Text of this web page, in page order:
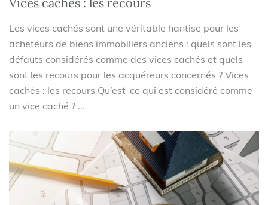
Les vices cachés sont une véritable hantise pour les
acheteurs de biens immobiliers anciens : quels sont les
défauts considérés comme des vices cachés et quels
sont les recours pour les acquéreurs concernés ? Vices
cachés : les recours Qu’est-ce qui est considéré comme
un vice caché ? ...